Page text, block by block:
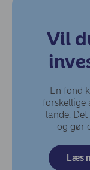
Vil
En fond
forskellige
lande.
og gør
Læs